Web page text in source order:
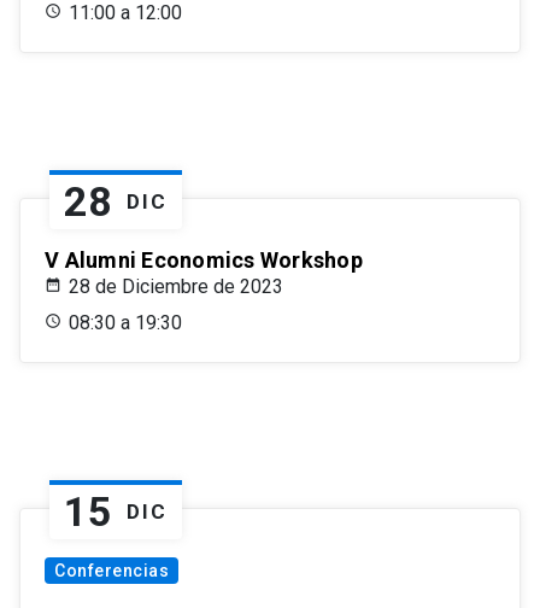
11:00 a 12:00
28 DIC
V Alumni Economics Workshop
28 de Diciembre de 2023
08:30 a 19:30
15 DIC
Conferencias